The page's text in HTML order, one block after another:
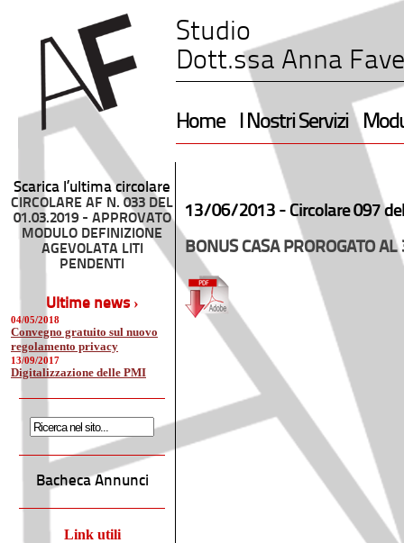
Studio
Dott.ssa Anna
Home I Nostri Servizi
Scarica l’ultima circolare
CIRCOLARE AF N. 033 DEL
01.03.2019 - APPROVATO
MODULO DEFINIZIONE
AGEVOLATA LITI
PENDENTI
Ultime news ›
04/05/2018
Convegno gratuito sul nuovo
regolamento privacy
13/09/2017
Digitalizzazione delle PMI
Bacheca Annunci
Link utili
13/06/2013 - Circolare 097
BONUS CASA PROROGATO